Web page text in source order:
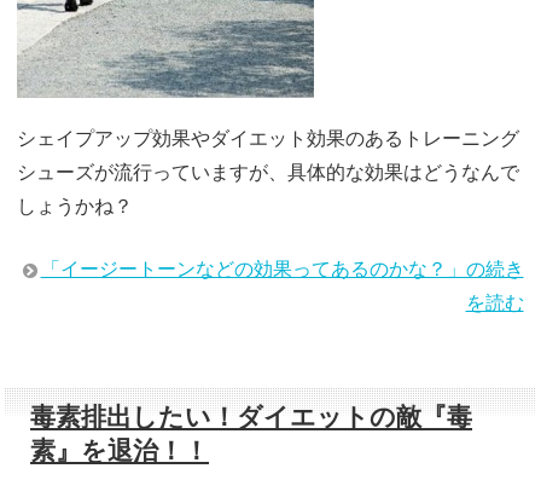
シェイプアップ効果やダイエット効果のあるトレーニング
シューズが流行っていますが、具体的な効果はどうなんで
しょうかね？
「イージートーンなどの効果ってあるのかな？」の続き
を読む
毒素排出したい！ダイエットの敵『毒
素』を退治！！